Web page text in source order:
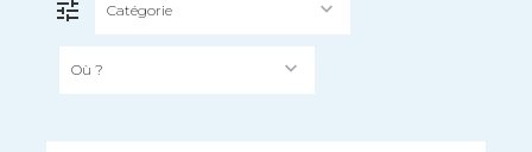
Catégorie
Où ?